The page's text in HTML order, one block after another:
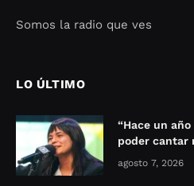
Somos la radio que ves
LO ÚLTIMO
“Hace un
poder cantar
agosto 7, 2026